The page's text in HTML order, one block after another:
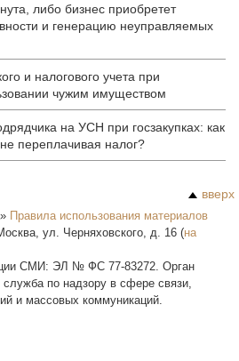
либо бизнес приобретет
и генерацию неуправляемых
и налогового учета при
чужим имуществом
на УСН при госзакупках: как
переплачивая налог?
вверх
Правила использования материалов
, ул. Черняховского, д. 16 (на
СМИ: ЭЛ № ФС 77-83272. Орган
по надзору в сфере связи,
и массовых коммуникаций.